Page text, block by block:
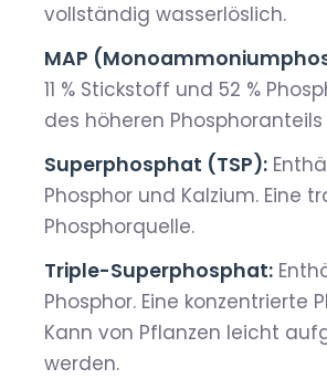
vollständig wasserlöslich.
MAP
11 % Stickstoff und 52 %
des höheren
Superphosphat (TSP):
Phosphor und Kalzium. Eine
Phosphorquelle.
Triple-Superphosphat:
Phosphor. Eine konzentrierte
Kann von Pflanzen leicht
werden.